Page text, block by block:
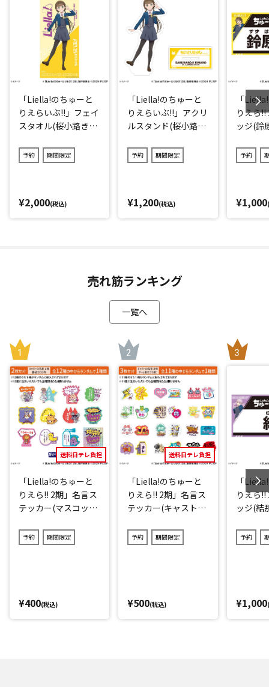
「Liella!のちゅーと
りえらいぶ!!」フェイ
スタオル(桜小路きな
予約 期間限定
¥2,000(税込)
「Liella!のちゅーと
りえらいぶ!!」アクリ
ルスタンド(桜小路き
予約 期間限定
¥1,200(税込)
「
りえら
ッジ(鈴
予約
¥1,000
売れ筋ランキング
一覧へ
送料日テレ負担
「Liella!のちゅーと
りえら!! 2期」名言ス
テッカー(マスコット
(ランダム12種)
予約 期間限定
¥400(税込)
送料日テレ負担
「Liella!のちゅーと
りえら!! 2期」名言ス
テッカー(キャストve
ム11種)
予約 期間限定
¥500(税込)
「
りえら
ッジ(結
予約
¥1,000